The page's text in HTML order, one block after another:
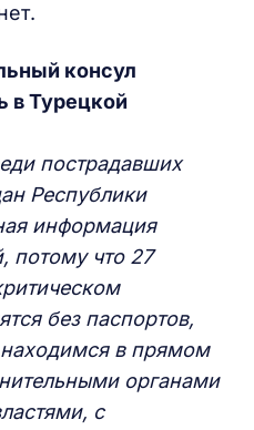
консул
в Турецкой
пострадавших
Республики
информация
потому что 27
без паспортов,
в прямом
органами
с